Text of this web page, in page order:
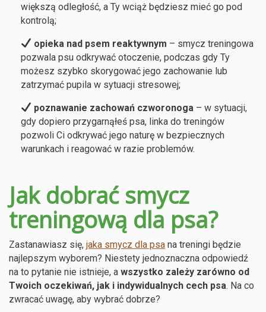
większą odległość, a Ty wciąż będziesz mieć go pod
kontrolą;
opieka nad psem reaktywnym – smycz treningowa
pozwala psu odkrywać otoczenie, podczas gdy Ty
możesz szybko skorygować jego zachowanie lub
zatrzymać pupila w sytuacji stresowej;
poznawanie zachowań czworonoga – w sytuacji,
gdy dopiero przygarnąłeś psa, linka do treningów
pozwoli Ci odkrywać jego naturę w bezpiecznych
warunkach i reagować w razie problemów.
Jak dobrać smycz
treningową dla psa?
Zastanawiasz się, jaka smycz dla psa na treningi będzie
najlepszym wyborem? Niestety jednoznaczna odpowiedź
na to pytanie nie istnieje, a wszystko zależy zarówno od
Twoich oczekiwań, jak i indywidualnych cech psa. Na co
zwracać uwagę, aby wybrać dobrze?